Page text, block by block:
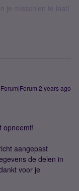
je misschien te laat!
Forum|Forum|2 years ago
opneemt!
aangepast
de delen in
voor je